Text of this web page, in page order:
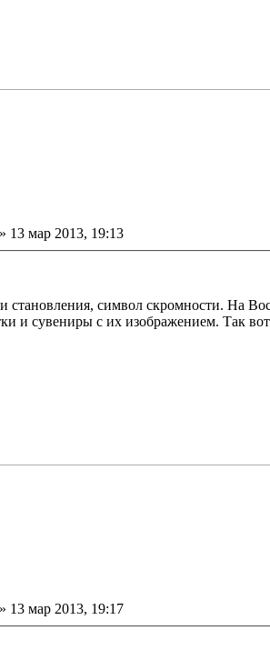
» 13 мар 2013, 19:13
символ скромности. На
и сувениры с их изображением. Так
» 13 мар 2013, 19:17